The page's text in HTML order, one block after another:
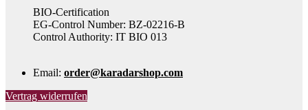
BIO-Certification
EG-Control Number: BZ-02216-B
Control Authority: IT BIO 013
Email: order@karadarshop.com
Vertrag widerrufen